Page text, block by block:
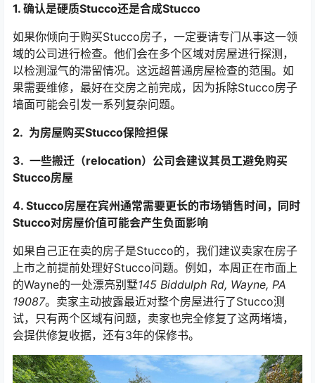
1. 确认是硬质Stucco还是合成Stucco
如果你倾向于购买Stucco房子，一定要请专门从事这一领
域的公司进行检查。他们会在多个区域对房屋进行探测，
以检测湿气的滞留情况。这远超普通房屋检查的范围。如
果需要维修，最好在交房之前完成，因为拆除Stucco房子
墙面可能会引发一系列复杂问题。
2. 为房屋购买Stucco保险担保
3. 一些搬迁（relocation）公司会建议其员工避免购买
Stucco房屋
4. Stucco房屋在宾州通常需要更长的市场销售时间，同时
Stucco对房屋价值可能会产生负面影响
如果自己正在卖的房子是Stucco的，我们建议卖家在房子
上市之前提前处理好Stucco问题。例如，本周正在市面上
的Wayne的一处漂亮别墅145 Biddulph Rd, Wayne, PA
19087。卖家主动披露最近对整个房屋进行了Stucco测
试，只有两个区域有问题，卖家也完全修复了这两堵墙，
会提供修复收据，还有3年的保修书。